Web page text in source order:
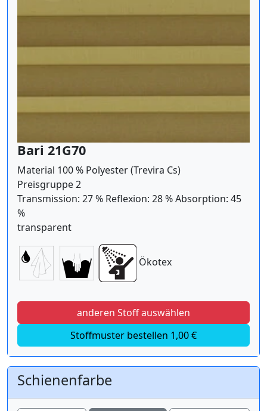
Bari 21G70
Material 100 % Polyester (Trevira Cs)
Preisgruppe 2
Transmission: 27 % Reflexion: 28 % Absorption: 45
%
transparent
Ökotex
anderen Stoff auswählen
Stoffmuster bestellen 1,00 €
Schienenfarbe